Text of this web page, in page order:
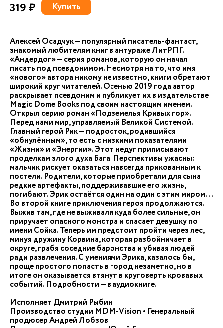
319 ₽ Купить
Алексей Осадчук — популярный писатель-фантаст,
знакомый любителям книг в антураже ЛитРПГ.
«Андердог» — серия романов, которую он начал
писать под псевдонимом. Несмотря на то, что имя
«нового» автора никому не известно, книги обретают
широкий круг читателей. Осенью 2019 года автор
раскрывает псевдоним и публикует их в издательстве
Magic Dome Books под своим настоящим именем.
Открыл серию роман «Подземелья Кривых гор».
Перед нами мир, управляемый Великой Системой.
Главный герой Рик — подросток, родившийся
«обнулённым», то есть с низкими показателями
«Жизни» и «Энергии». Этот недуг приписывают
проделкам злого духа Бага. Перспективы ужасны:
мальчик рискует оказаться навсегда прикованным к
постели. Родители, которые приобретали для сына
редкие артефакты, поддерживавшие его жизнь,
погибают. Эрик остаётся один на один с этим миром...
Во второй книге приключения героя продолжаются.
Выжив там, где не выживали куда более сильные, он
приручает опасного монстра и спасает девушку по
имени Сойка. Теперь им предстоит пройти через лес,
минуя дружину Корвина, которая разбойничает в
округе, грабя соседние баронства и убивая людей
ради развлечения. С умениями Эрика, казалось бы,
проще простого попасть в город незаметно, но в
итоге он оказывается втянут в круговерть кровавых
событий. Подробности — в аудиокниге.
Исполняет Дмитрий Рыбин
Производство студии MDM-Vision • Генеральный
продюсер Андрей Лобзов